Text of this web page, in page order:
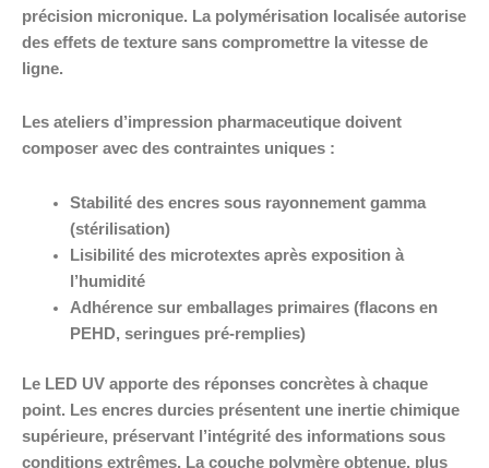
précision micronique. La polymérisation localisée autorise
des effets de texture sans compromettre la vitesse de
ligne.
Les ateliers d’impression pharmaceutique doivent
composer avec des contraintes uniques :
Stabilité des encres sous rayonnement gamma
(stérilisation)
Lisibilité des microtextes après exposition à
l’humidité
Adhérence sur emballages primaires (flacons en
PEHD, seringues pré-remplies)
Le LED UV apporte des réponses concrètes à chaque
point. Les encres durcies présentent une inertie chimique
supérieure, préservant l’intégrité des informations sous
conditions extrêmes. La couche polymère obtenue, plus